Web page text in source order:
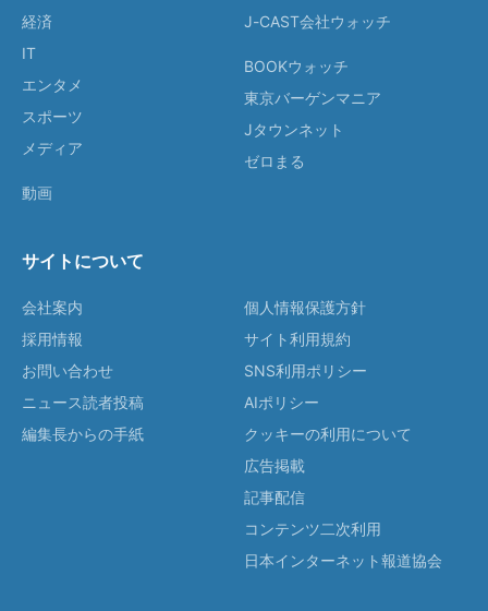
経済
IT
エンタメ
スポーツ
メディア
動画
J-CAST会社ウォッチ
BOOKウォッチ
東京バーゲンマニア
Jタウンネット
ゼロまる
サイトについて
会社案内
採用情報
お問い合わせ
ニュース読者投稿
編集長からの手紙
個人情報保護方針
サイト利用規約
SNS利用ポリシー
AIポリシー
クッキーの利用について
広告掲載
記事配信
コンテンツ二次利用
日本インターネット報道協会